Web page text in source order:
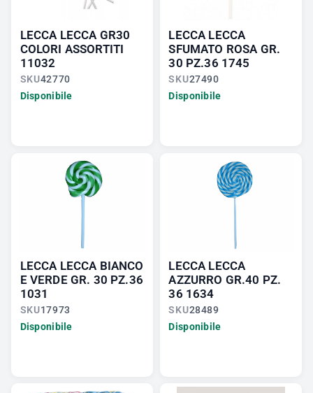
LECCA LECCA GR30
COLORI ASSORTITI
11032
SKU42770
Disponibile
LECCA LECCA
SFUMATO ROSA GR.
30 PZ.36 1745
SKU27490
Disponibile
LECCA LECCA BIANCO
E VERDE GR. 30 PZ.36
1031
SKU17973
Disponibile
LECCA LECCA
AZZURRO GR.40 PZ.
36 1634
SKU28489
Disponibile